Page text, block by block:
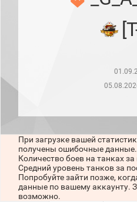
игроков
Кланы
Статистика
стримеров
При загрузке вашей
получены ошибочные данные.
Количество боев на танках
Средний уровень танков за
Попробуйте зайти позже,
данные по вашему аккаунту.
возможно.